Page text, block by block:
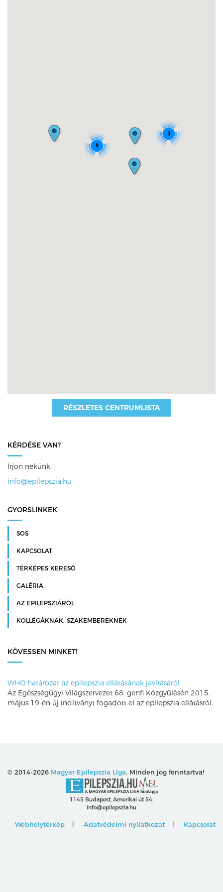
RÉSZLETES CENTRUMLISTA
KÉRDÉSE VAN?
Írjon nekünk!
info@epilepszia.hu
GYORSLINKEK
SOS
KAPCSOLAT
TÉRKÉPES KERESŐ
GALÉRIA
AZ EPILEPSZIÁRÓL
KOLLÉGÁKNAK, SZAKEMBEREKNEK
KÖVESSEN MINKET!
WHO határozat az epilepszia ellátásának javításáról
Az Egészségügyi Világszervezet 68. genfi Közgyűlésén 2015.
május 19-én új indítványt fogadott el az epilepszia ellátásról.
© 2014-2026 Magyar Epilepszia Liga. Minden jog fenntartva!
1145 Budapest, Amerikai út 54.
info@epilepszia.hu
Webhelytérkép Adatvédelmi nyilatkozat Kapcsolat